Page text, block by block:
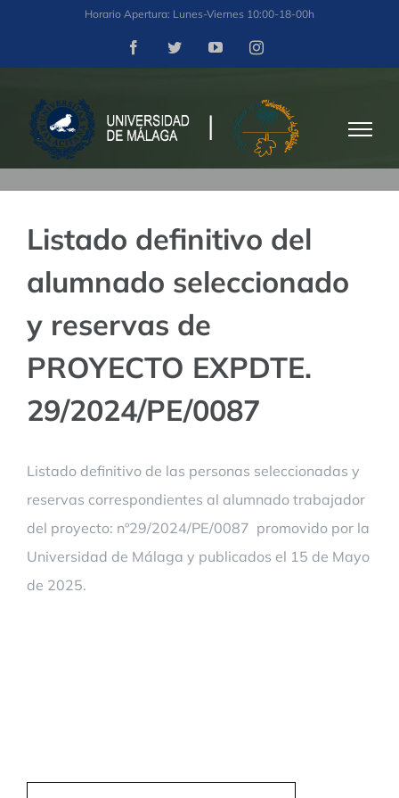
contenido
Horario Apertura: Lunes-Viernes 10:00-18-00h
FacebookTwitterYouTubeInstagram
Listado definitivo del
alumnado seleccionado
y reservas de
PROYECTO EXPDTE.
29/2024/PE/0087
Listado definitivo de las personas seleccionadas y
reservas correspondientes al alumnado trabajador
del proyecto: nº29/2024/PE/0087 promovido por la
Universidad de Málaga y publicados el 15 de Mayo
de 2025.